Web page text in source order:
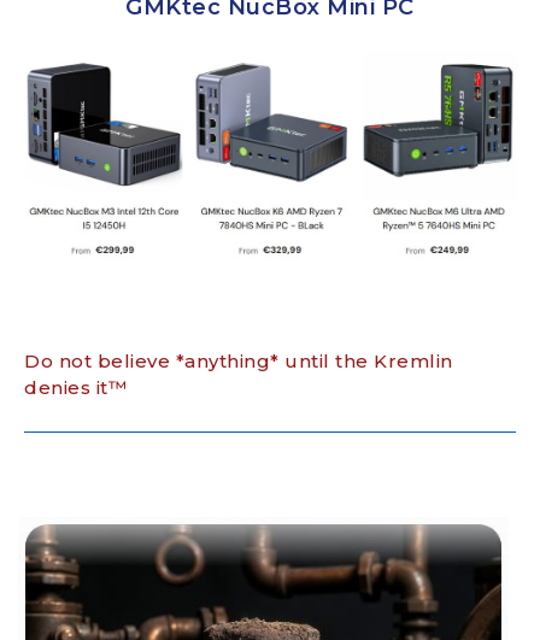
GMKtec NucBox Mini PC
Do not believe *anything* until the Kremlin
denies it™